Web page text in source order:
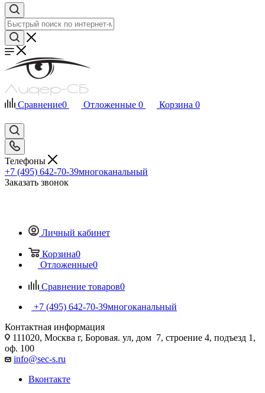
Сравнение0 Отложенные 0 Корзина 0
Телефоны
+7 (495) 642-70-39многоканальный
Заказать звонок
Личный кабинет
Корзина0
Отложенные0
Сравнение товаров0
+7 (495) 642-70-39многоканальный
Контактная информация
111020, Москва г, Боровая. ул, дом 7, строение 4, подъезд 1,
оф. 100
info@sec-s.ru
Вконтакте